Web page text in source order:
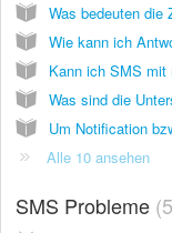
Was bedeuten die
Wie kann ich
Was sind die
Alle 10 ansehen
SMS Probleme 5